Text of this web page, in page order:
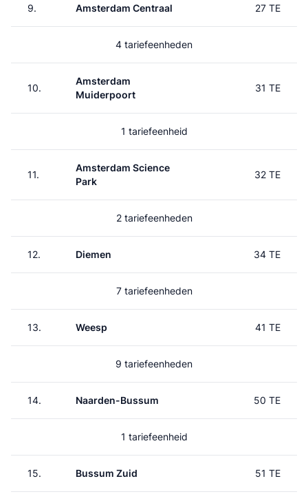
9. Amsterdam Centraal 27 TE
4 tariefeenheden
10.
Amsterdam
Muiderpoort
31 TE
1 tariefeenheid
11.
Amsterdam Science
Park
32 TE
2 tariefeenheden
12. Diemen 34 TE
7 tariefeenheden
13. Weesp 41 TE
9 tariefeenheden
14. Naarden-Bussum 50 TE
1 tariefeenheid
15. Bussum Zuid 51 TE